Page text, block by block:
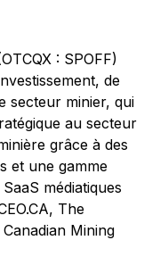
: SPOFF)
de
secteur minier, qui
au secteur
grâce à des
et une gamme
médiatiques
The
Mining